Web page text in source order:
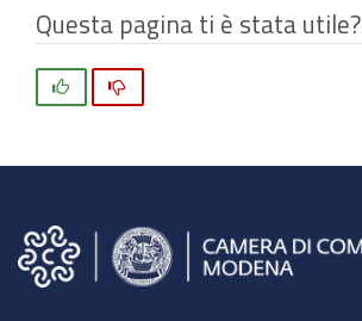
Questa pagina ti è stata utile?